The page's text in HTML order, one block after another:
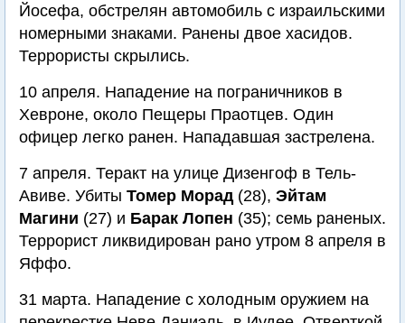
Йосефа, обстрелян автомобиль с израильскими
номерными знаками. Ранены двое хасидов.
Террористы скрылись.
10 апреля. Нападение на пограничников в
Хевроне, около Пещеры Праотцев. Один
офицер легко ранен. Нападавшая застрелена.
7 апреля. Теракт на улице Дизенгоф в Тель-
Авиве. Убиты Томер Морад(28), Эйтам
Магини (27) и Барак Лопен (35); семь раненых.
Террорист ликвидирован рано утром 8 апреля в
Яффо.
31 марта. Нападение с холодным оружием на